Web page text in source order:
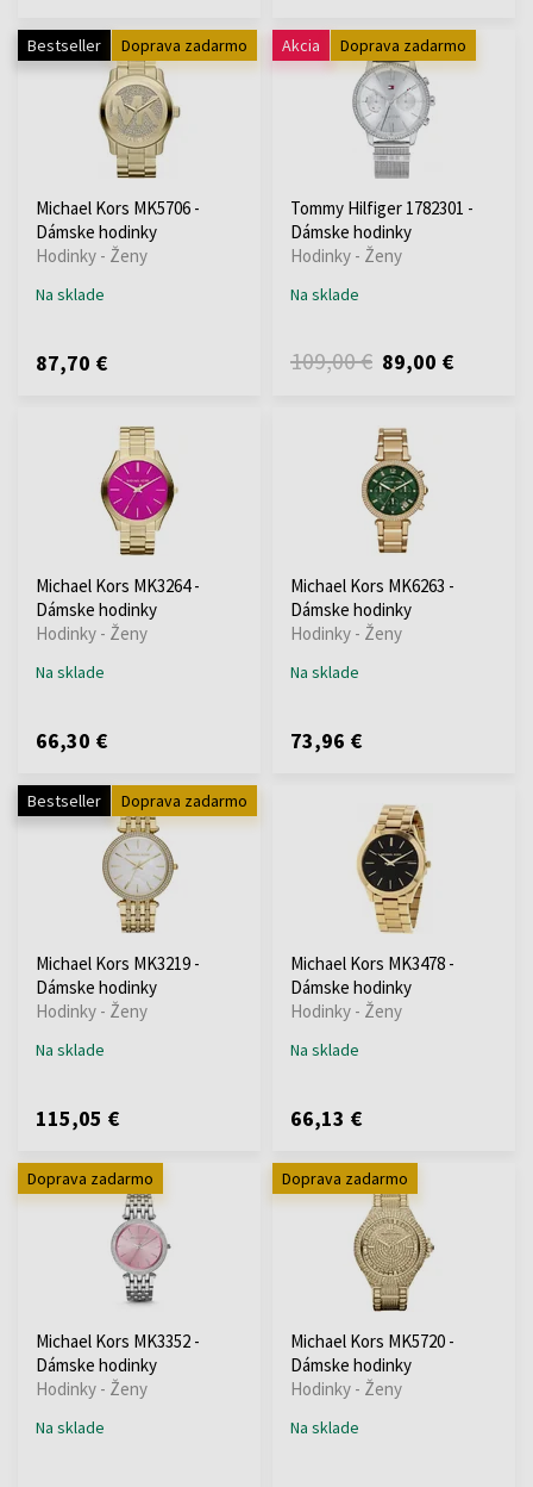
Bestseller Doprava zadarmo
Michael Kors MK5706 -
Dámske hodinky
Hodinky - Ženy
Na sklade
87,70 €
Akcia Doprava zadarmo
Tommy Hilfiger 1782301 -
Dámske hodinky
Hodinky - Ženy
Na sklade
109,00 € 89,00 €
Michael Kors MK3264 -
Dámske hodinky
Hodinky - Ženy
Na sklade
66,30 €
Michael Kors MK6263 -
Dámske hodinky
Hodinky - Ženy
Na sklade
73,96 €
Bestseller Doprava zadarmo
Michael Kors MK3219 -
Dámske hodinky
Hodinky - Ženy
Na sklade
115,05 €
Michael Kors MK3478 -
Dámske hodinky
Hodinky - Ženy
Na sklade
66,13 €
Doprava zadarmo
Michael Kors MK3352 -
Dámske hodinky
Hodinky - Ženy
Na sklade
Doprava zadarmo
Michael Kors MK5720 -
Dámske hodinky
Hodinky - Ženy
Na sklade